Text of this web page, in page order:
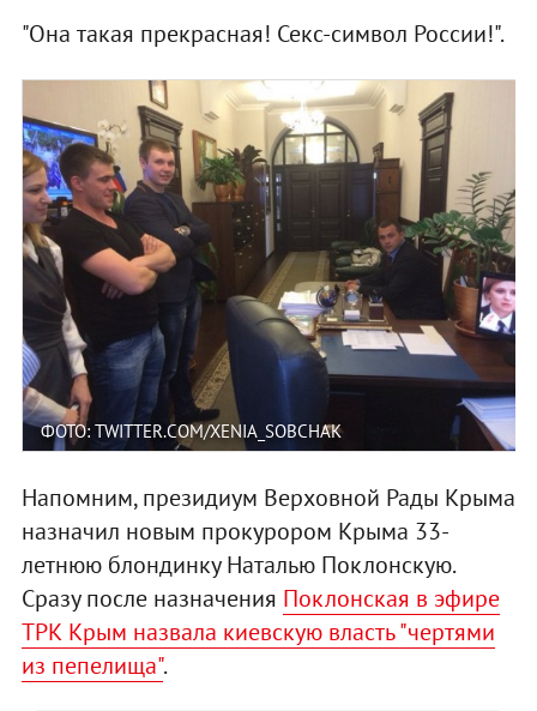
"Она такая прекрасная! Секс-символ России!".
ФОТО: TWITTER.COM/XENIA_SOBCHAK
Напомним, президиум Верховной Рады Крыма
назначил новым прокурором Крыма 33-
летнюю блондинку Наталью Поклонскую.
Сразу после назначения Поклонская в эфире
ТРК Крым назвала киевскую власть "чертями
из пепелища".